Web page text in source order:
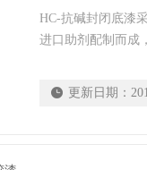
HC-抗碱封闭底漆
进口助剂配制而成
更新日期：